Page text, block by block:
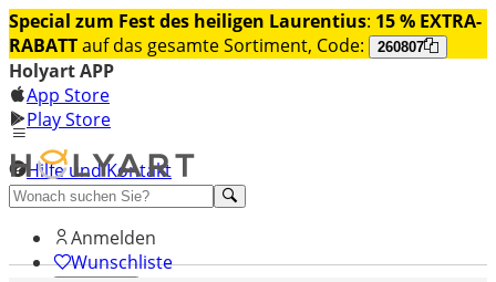
Special zum Fest des heiligen Laurentius: 15 % EXTRA-
RABATTauf das gesamte Sortiment, Code: 260807
Holyart APP
App Store
Play Store
Hilfe und Kontakt
Entdecken Sie Premium
Anmelden
Wunschliste